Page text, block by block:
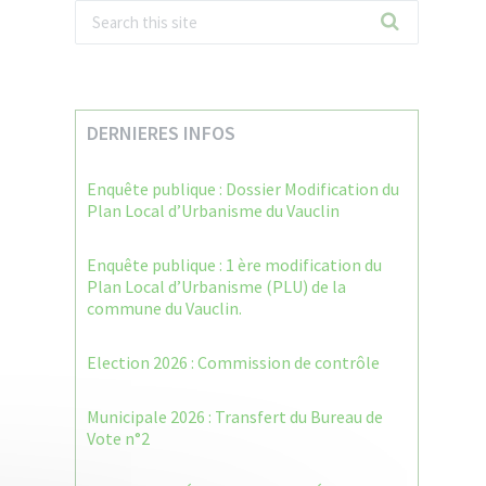
DERNIERES INFOS
Enquête publique : Dossier Modification du
Plan Local d’Urbanisme du Vauclin
Enquête publique : 1 ère modification du
Plan Local d’Urbanisme (PLU) de la
commune du Vauclin.
Election 2026 : Commission de contrôle
Municipale 2026 : Transfert du Bureau de
Vote n°2